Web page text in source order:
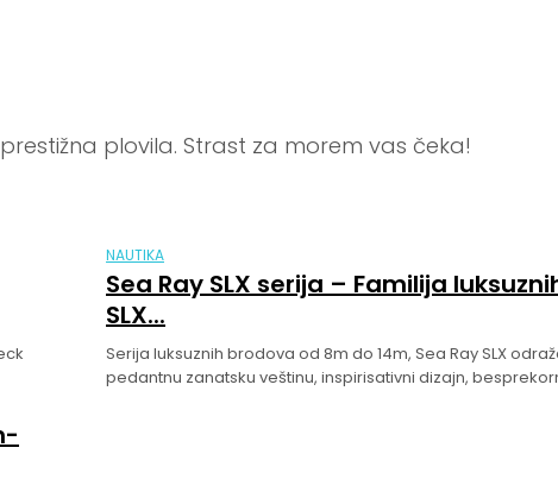
plovila. Strast za morem vas čeka!
NAUTIKA
Sea Ray SLX serija – Familija
SLX...
Serija luksuznih brodova od 8m do 14m, Sea Ray SLX
pedantnu zanatsku veštinu, inspirisativni dizajn,